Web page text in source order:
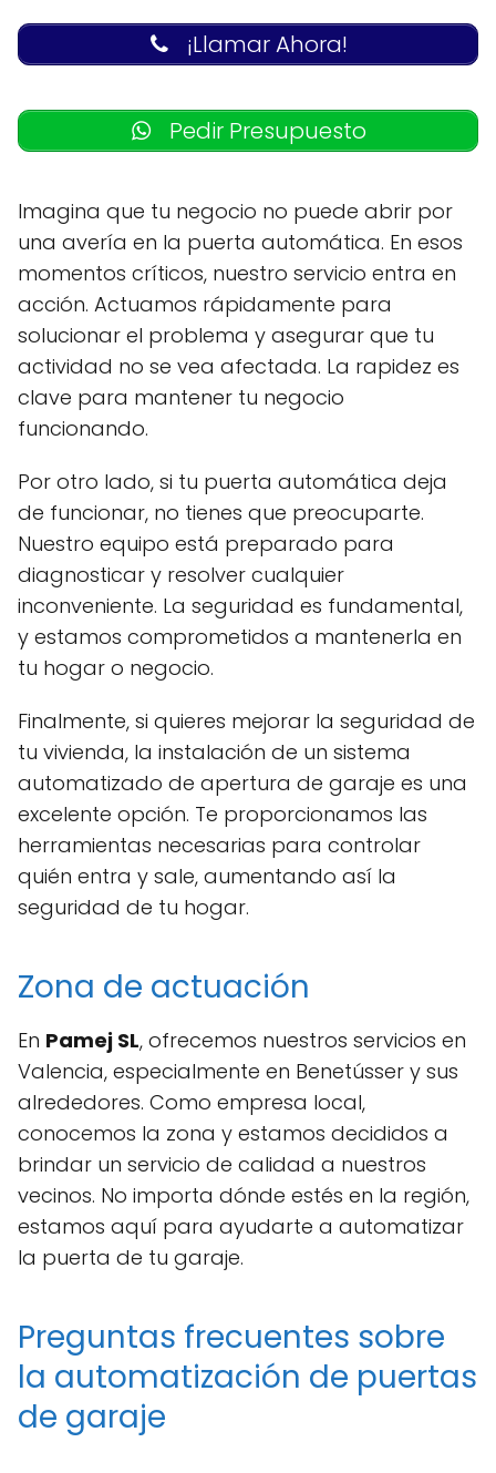
¡Llamar Ahora!
Pedir Presupuesto
Imagina que tu negocio no puede abrir por
una avería en la puerta automática. En esos
momentos críticos, nuestro servicio entra en
acción. Actuamos rápidamente para
solucionar el problema y asegurar que tu
actividad no se vea afectada. La rapidez es
clave para mantener tu negocio
funcionando.
Por otro lado, si tu puerta automática deja
de funcionar, no tienes que preocuparte.
Nuestro equipo está preparado para
diagnosticar y resolver cualquier
inconveniente. La seguridad es fundamental,
y estamos comprometidos a mantenerla en
tu hogar o negocio.
Finalmente, si quieres mejorar la seguridad de
tu vivienda, la instalación de un sistema
automatizado de apertura de garaje es una
excelente opción. Te proporcionamos las
herramientas necesarias para controlar
quién entra y sale, aumentando así la
seguridad de tu hogar.
Zona de actuación
En Pamej SL, ofrecemos nuestros servicios en
Valencia, especialmente en Benetússer y sus
alrededores. Como empresa local,
conocemos la zona y estamos decididos a
brindar un servicio de calidad a nuestros
vecinos. No importa dónde estés en la región,
estamos aquí para ayudarte a automatizar
la puerta de tu garaje.
Preguntas frecuentes sobre
la automatización de puertas
de garaje